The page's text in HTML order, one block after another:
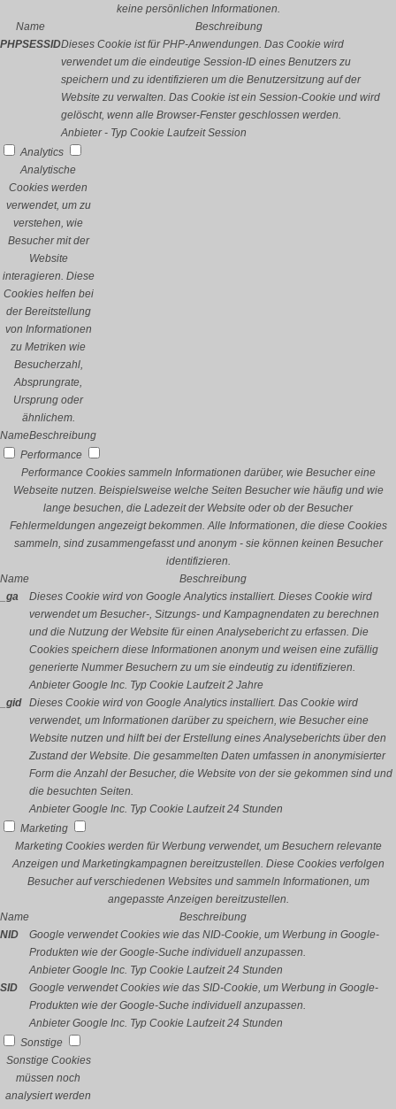
keine persönlichen Informationen.
Name
Beschreibung
PHPSESSIDDieses Cookie ist für PHP-Anwendungen. Das Cookie wird
verwendet um die eindeutige Session-ID eines Benutzers zu
speichern und zu identifizieren um die Benutzersitzung auf der
Website zu verwalten. Das Cookie ist ein Session-Cookie und wird
gelöscht, wenn alle Browser-Fenster geschlossen werden.
Anbieter - Typ Cookie Laufzeit Session
Analytics
Analytische
Cookies werden
verwendet, um zu
verstehen, wie
Besucher mit der
Website
interagieren. Diese
Cookies helfen bei
der Bereitstellung
von Informationen
zu Metriken wie
Besucherzahl,
Absprungrate,
Ursprung oder
ähnlichem.
NameBeschreibung
Performance
Performance Cookies sammeln Informationen darüber, wie Besucher eine
Webseite nutzen. Beispielsweise welche Seiten Besucher wie häufig und wie
lange besuchen, die Ladezeit der Website oder ob der Besucher
Fehlermeldungen angezeigt bekommen. Alle Informationen, die diese Cookies
sammeln, sind zusammengefasst und anonym - sie können keinen Besucher
identifizieren.
Name
Beschreibung
_ga
Dieses Cookie wird von Google Analytics installiert. Dieses Cookie wird
verwendet um Besucher-, Sitzungs- und Kampagnendaten zu berechnen
und die Nutzung der Website für einen Analysebericht zu erfassen. Die
Cookies speichern diese Informationen anonym und weisen eine zufällig
generierte Nummer Besuchern zu um sie eindeutig zu identifizieren.
Anbieter Google Inc. Typ Cookie Laufzeit 2 Jahre
_gid
Dieses Cookie wird von Google Analytics installiert. Das Cookie wird
verwendet, um Informationen darüber zu speichern, wie Besucher eine
Website nutzen und hilft bei der Erstellung eines Analyseberichts über den
Zustand der Website. Die gesammelten Daten umfassen in anonymisierter
Form die Anzahl der Besucher, die Website von der sie gekommen sind und
die besuchten Seiten.
Anbieter Google Inc. Typ Cookie Laufzeit 24 Stunden
Marketing
Marketing Cookies werden für Werbung verwendet, um Besuchern relevante
Anzeigen und Marketingkampagnen bereitzustellen. Diese Cookies verfolgen
Besucher auf verschiedenen Websites und sammeln Informationen, um
angepasste Anzeigen bereitzustellen.
Name
Beschreibung
NID
Google verwendet Cookies wie das NID-Cookie, um Werbung in Google-
Produkten wie der Google-Suche individuell anzupassen.
Anbieter Google Inc. Typ Cookie Laufzeit 24 Stunden
SID
Google verwendet Cookies wie das SID-Cookie, um Werbung in Google-
Produkten wie der Google-Suche individuell anzupassen.
Anbieter Google Inc. Typ Cookie Laufzeit 24 Stunden
Sonstige
Sonstige Cookies
müssen noch
analysiert werden